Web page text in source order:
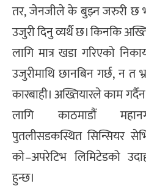
तर, जेनजीले के बुझ्न जरुरी छ
उजुरी दिनु व्यर्थै छ। किनकि
लागि मात्र खडा गरिएको
उजुरीमाथि छानबिन गर्छ, न त
कारबाही। अख्तियारले काम गर्दैन
लागि काठमाडौं
पुतलीसडकस्थित सिन्सियर
को–अपरेटिभ लिमिटेडको
हुन्छ।